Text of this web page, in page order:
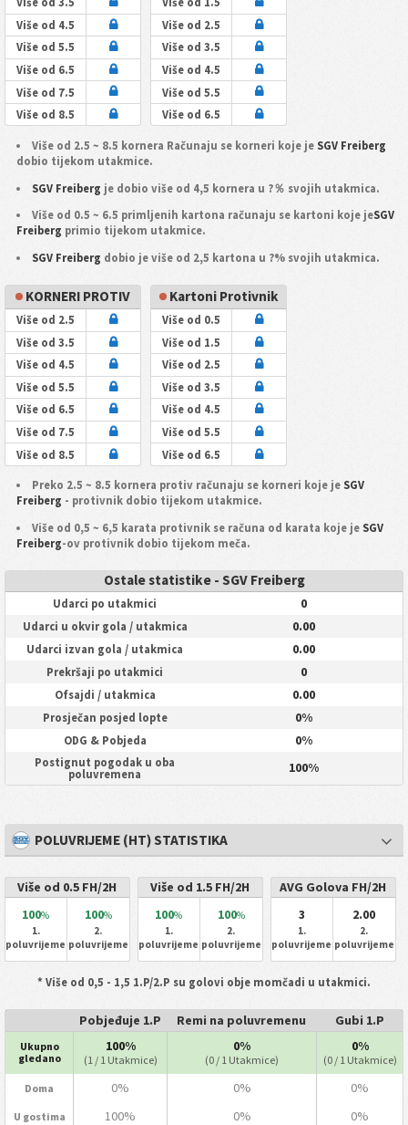
Više od 4.5
Više od 5.5
Više od 6.5
Više od 7.5
Više od 8.5
Više od 2.5
Više od 3.5
Više od 4.5
Više od 5.5
Više od 6.5
Više od 2.5 ~ 8.5 kornera Računaju se korneri koje je SGV Freiberg
dobio tijekom utakmice.
SGV Freiberg je dobio više od 4,5 kornera u ?％ svojih utakmica.
Više od 0.5 ~ 6.5 primljenih kartona računaju se kartoni koje jeSGV
Freiberg primio tijekom utakmice.
SGV Freiberg dobio je više od 2,5 kartona u ?% svojih utakmica.
KORNERI PROTIV
Više od 2.5
Više od 3.5
Više od 4.5
Više od 5.5
Više od 6.5
Više od 7.5
Više od 8.5
Kartoni Protivnik
Više od 0.5
Više od 1.5
Više od 2.5
Više od 3.5
Više od 4.5
Više od 5.5
Više od 6.5
Preko 2.5 ~ 8.5 kornera protiv računaju se korneri koje je SGV
Freiberg - protivnik dobio tijekom utakmice.
Više od 0,5 ~ 6,5 karata protivnik se računa od karata koje jeSGV
Freiberg-ov protivnik dobio tijekom meča.
Ostale statistike - SGV Freiberg
Udarci po utakmici 0
Udarci u okvir gola / utakmica 0.00
Udarci izvan gola / utakmica 0.00
Prekršaji po utakmici 0
Ofsajdi / utakmica 0.00
Prosječan posjed lopte 0%
ODG & Pobjeda 0%
Postignut pogodak u oba
poluvremena
100%
POLUVRIJEME (HT) STATISTIKA
Više od 0.5 FH/2H
100%
1.
poluvrijeme
100%
2.
poluvrijeme
Više od 1.5 FH/2H
100%
1.
poluvrijeme
100%
2.
poluvrijeme
AVG Golova FH/2H
3
1.
poluvrijeme
2.00
2.
poluvrijeme
* Više od 0,5 - 1,5 1.P/2.P su golovi obje momčadi u utakmici.
Pobjeđuje 1.P Remi na poluvremenu Gubi 1.P
Ukupno
gledano
100%
(1 / 1 Utakmice)
0%
(0 / 1 Utakmice)
0%
(0 / 1 Utakmice)
Doma 0% 0% 0%
U gostima 100% 0% 0%